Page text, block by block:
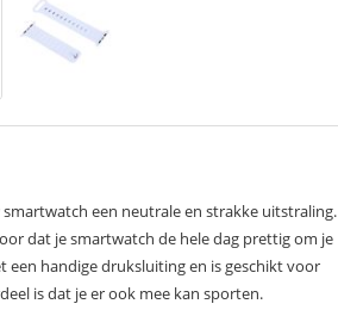
een neutrale en strakke uitstraling.
dat je smartwatch de hele dag prettig om je
een handige druksluiting en is geschikt voor
is dat je er ook mee kan sporten.